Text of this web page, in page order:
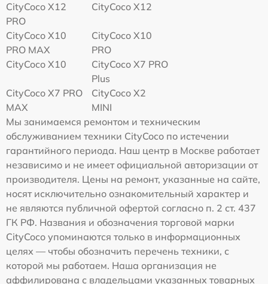
CityCoco X12
PRO
CityCoco X12
CityCoco X10
PRO MAX
CityCoco X10
PRO
CityCoco X10
CityCoco X7 PRO
Plus
CityCoco X7 PRO
MAX
CityCoco X2
MINI
Мы занимаемся ремонтом и техническим
обслуживанием техники CityCoco по истечении
гарантийного периода. Наш центр в Москве работает
независимо и не имеет официальной авторизации от
производителя. Цены на ремонт, указанные на сайте,
носят исключительно ознакомительный характер и
не являются публичной офертой согласно п. 2 ст. 437
ГК РФ. Названия и обозначения торговой марки
CityCoco упоминаются только в информационных
целях — чтобы обозначить перечень техники, с
которой мы работаем. Наша организация не
аффилирована с владельцами указанных товарных